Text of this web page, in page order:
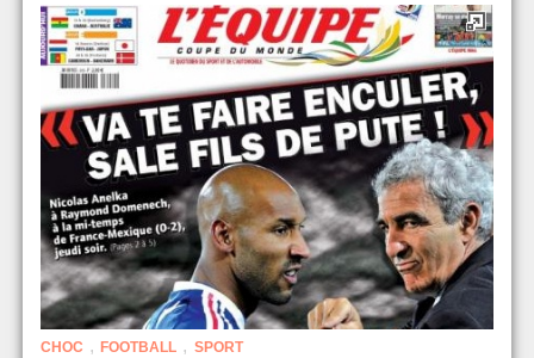
CHOC , FOOTBALL , SPORT